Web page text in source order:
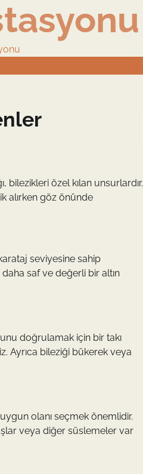
bilezikleri özel kılan unsurlardır.
alırken göz önünde
seviyesine sahip
saf ve değerli bir altın
doğrulamak için bir takı
Ayrıca bileziği bükerek veya
olanı seçmek önemlidir.
veya diğer süslemeler var